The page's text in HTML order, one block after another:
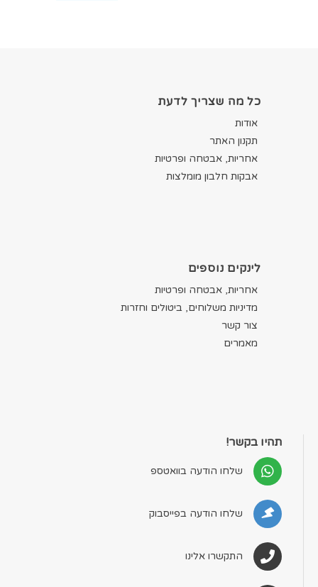
כל מה שצריך לדעת
אודות
תקנון האתר
אחריות, אבטחה ופרטיות
אבקות חלבון מומלצות
לינקים נוספים
אחריות, אבטחה ופרטיות
מדיניות משלוחים, ביטולים וחזרות
צור קשר
מאמרים
תהיו בקשר!
שלחו הודעה בוואטספ
שלחו הודעה בפייסבוק
התקשרו אלינו